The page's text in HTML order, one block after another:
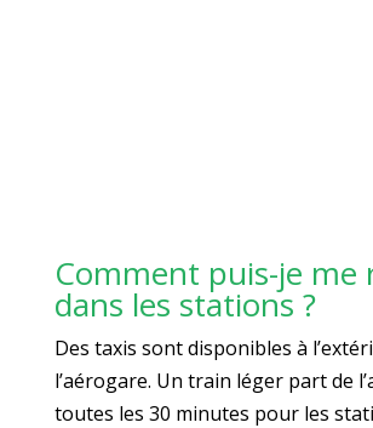
Comment puis-je me
dans les stations ?
Des taxis sont disponibles à
l’aérogare. Un train léger part de
toutes les 30 minutes pour les